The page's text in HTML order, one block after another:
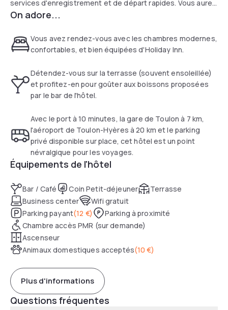
services d'enregistrement et de départ rapides. Vous aurez
accès gratuitement à un espace affaires. Vous pourrez
l'hôtel.
l'ensemble de l'établissement. Toutes les chambres sont
climatisées et disposent d'une télévision par satellite à
écran plat, d'un bureau ainsi que d'une bouilloire électrique.
sèche-cheveux et d'articles de toilette gratuits.
Le stade Mayol est situé à 6 km, et vous trouverez plusieurs
bars et restaurants dans les environs.
Le Holiday Inn Express Toulon - Est est à 7 km de la gare de
Toulon et à 20 km de l'aéroport de Toulon-Hyères. Un
parking privé est disponible sur place moyennant des frais
supplémentaires.
On adore...
Vous avez rendez-vous avec les chambres modernes,
confortables, et bien équipées d'Holiday Inn.
Détendez-vous sur la terrasse (souvent ensoleillée)
et profitez-en pour goûter aux boissons proposées
par le bar de l'hôtel.
Avec le port à 10 minutes, la gare de Toulon à 7 km,
l'aéroport de Toulon-Hyères à 20 km et le parking
privé disponible sur place, cet hôtel est un point
névralgique pour les voyages.
Équipements de l'hôtel
Bar / Café Coin Petit-déjeuner
Terrasse
Business center
Wifi gratuit
Parking payant(12 €)
Parking à proximité
Chambre accès PMR (sur demande)
Ascenseur
Animaux domestiques acceptés(10 €)
Plus d'informations
Questions fréquentes